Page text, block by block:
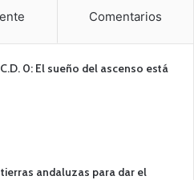
Comentarios
0: El sueño del ascenso está
andaluzas para dar el